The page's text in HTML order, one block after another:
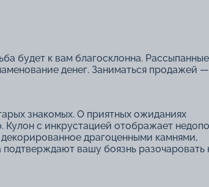
будет к вам благосклонна.
денег. Заниматься продажей —
знакомых. О приятных ожиданиях
с инкрустацией отображает
декорированное драгоценными камнями,
вашу боязнь разочаровать